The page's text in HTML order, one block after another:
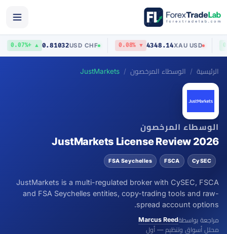
XAU/USD
4348.14
▼ 0.08%
USD/CHF
0.81032
▲ +0.07%
الرئيسية الوسطاء المرخصون JustMarkets
الوسطاء المرخصون
JustMarkets License Review 2026
CySEC
FSCA
FSA Seychelles
JustMarkets is a multi-regulated broker with CySEC, FSCA
and FSA Seychelles entities, copy-trading tools and raw-
spread account options.
مراجعة بواسطةMarcus Reed
محلل أسواق وتنظيم — أول